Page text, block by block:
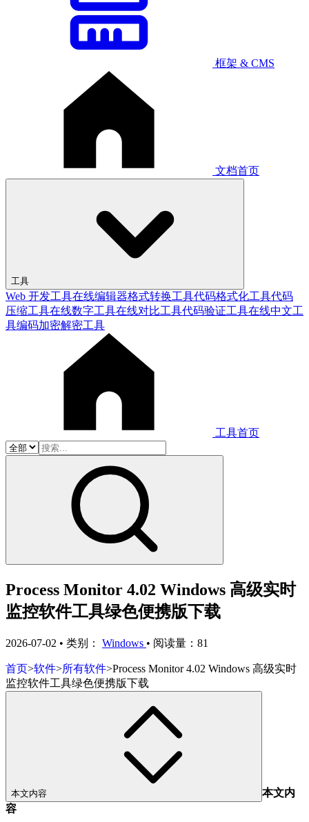
框架 & CMS
文档首页
工具
Web 开发工具在线编辑器格式转换工具代码格式化工具代码
压缩工具在线数字工具在线对比工具代码验证工具在线中文工
具编码加密解密工具
工具首页
Process Monitor 4.02 Windows 高级实时
监控软件工具绿色便携版下载
2026-07-02 • 类别： Windows • 阅读量：81
首页>软件>所有软件>Process Monitor 4.02 Windows 高级实时
监控软件工具绿色便携版下载
本文内容
本文内
容